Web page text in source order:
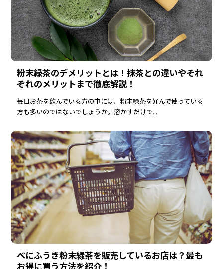
粉末緑茶のデメリットとは！抹茶との違いやそれ
ぞれのメリットまで徹底解説！
毎日お茶を飲んでいる方の中には、粉末緑茶を好んで使っている
方も多いのではないでしょうか。溶かすだけで...
べにふうき粉末緑茶を販売しているお店は？最も
お得に買う方法を紹介！